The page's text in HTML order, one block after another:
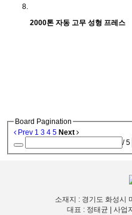
2000톤 자동 고무 성형 프레스
Board Pagination
Prev 1 3 4 5 Next
/ 5
소재지 : 경기도 화성시
대표 : 정태균 | 사업